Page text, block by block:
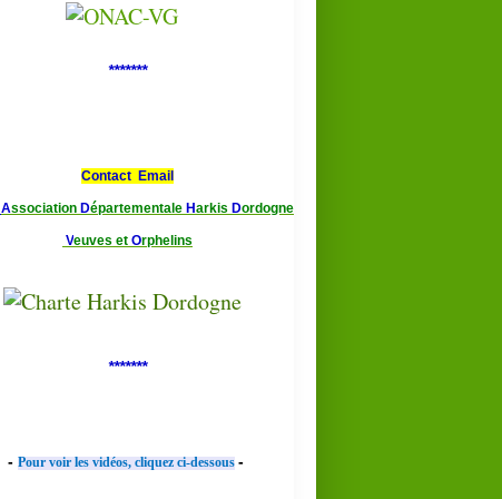
*******
Contact Email
Association Départementale Harkis Dordogne
Veuves et Orphelins
*******
- Pour voir les vidéos, cliquez ci-dessous -